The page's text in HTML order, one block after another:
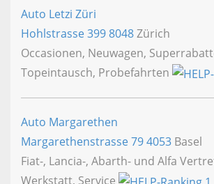
Auto Letzi Züri
Hohlstrasse 3998048Zürich
Occasionen, Neuwagen,
Topeintausch, Probefahrten
Auto Margarethen
Margarethenstrasse 794053 Basel
Fiat-, Lancia-, Abarth- und Alfa
Werkstatt, Service